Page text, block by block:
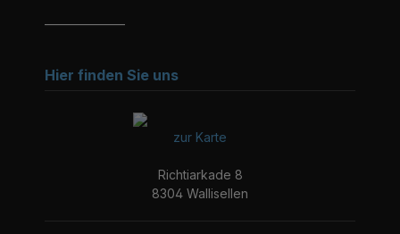
Hier finden Sie uns
zur Karte
Richtiarkade 8
8304 Wallisellen